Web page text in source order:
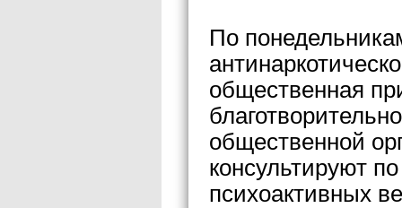
По
общественная
общественной
консультируют
психоактивных